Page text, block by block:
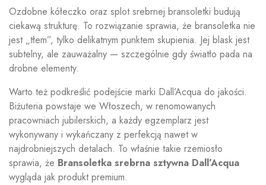
Ozdobne kółeczko oraz splot srebrnej bransoletki budują
ciekawą strukturę. To rozwiązanie sprawia, że bransoletka nie
jest „tłem”, tylko delikatnym punktem skupienia. Jej blask jest
subtelny, ale zauważalny — szczególnie gdy światło pada na
drobne elementy.
Warto też podkreślić podejście marki Dall’Acqua do jakości.
Biżuteria powstaje we Włoszech, w renomowanych
pracowniach jubilerskich, a każdy egzemplarz jest
wykonywany i wykańczany z perfekcją nawet w
najdrobniejszych detalach. To właśnie takie rzemiosło
sprawia, że Bransoletka srebrna sztywna Dall’Acqua
wygląda jak produkt premium.